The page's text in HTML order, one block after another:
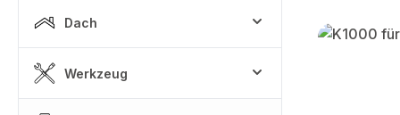
Dach
Werkzeug